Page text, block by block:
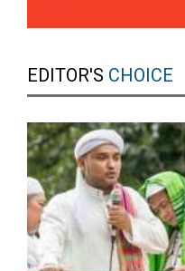
EDITOR'S CHOICE